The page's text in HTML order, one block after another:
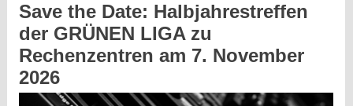
Save the Date: Halbjahrestreffen
der GRÜNEN LIGA zu
Rechenzentren am 7. November
2026